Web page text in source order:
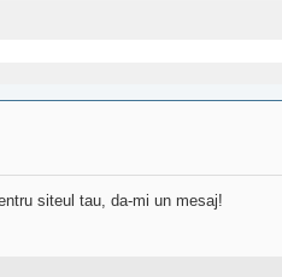
siteul tau, da-mi un mesaj!